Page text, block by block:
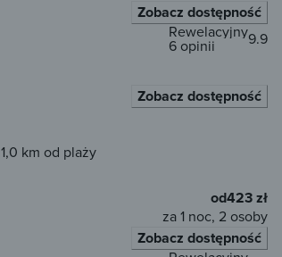
Zobacz dostępność
9.9
Rewelacyjny
6 opinii
Zobacz dostępność
1,0 km od plaży
od423 zł
za 1 noc, 2 osoby
Zobacz dostępność